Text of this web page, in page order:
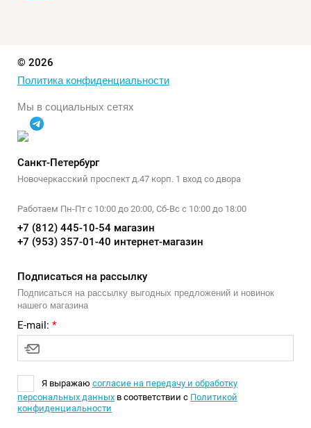
© 2026
Политика конфиденциальности
Мы в социальных сетях
Санкт-Петербург
Новочеркасский проспект д.47 корп. 1 вход со двора
Работаем Пн-Пт с 10:00 до 20:00, Сб-Вс с 10:00 до 18:00
+7 (812) 445-10-54 магазин
+7 (953) 357-01-40 интернет-магазин
Подписаться на рассылку
Подписаться на рассылку выгодных предложений и новинок
нашего магазина
E-mail: *
Я выражаю согласие на передачу и обработку
персональных данных в соответствии с Политикой
конфиденциальности